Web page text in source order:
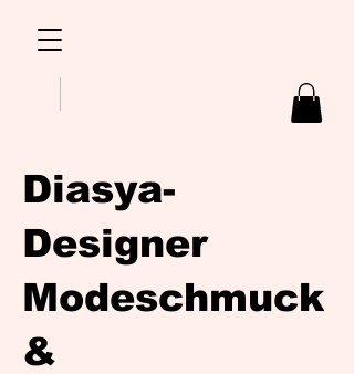
Diasya-
Designer
Modeschmuck
&